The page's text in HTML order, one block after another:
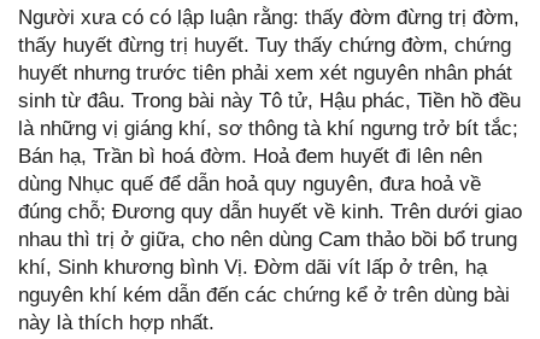
Người xưa có có lập luận rằng: thấy đờm đừng trị đờm,
thấy huyết đừng trị huyết. Tuy thấy chứng đờm, chứng
huyết nhưng trước tiên phải xem xét nguyên nhân phát
sinh từ đâu. Trong bài này Tô tử, Hậu phác, Tiền hồ đều
là những vị giáng khí, sơ thông tà khí ngưng trở bít tắc;
Bán hạ, Trần bì hoá đờm. Hoả đem huyết đi lên nên
dùng Nhục quế để dẫn hoả quy nguyên, đưa hoả về
đúng chỗ; Đương quy dẫn huyết về kinh. Trên dưới giao
nhau thì trị ở giữa, cho nên dùng Cam thảo bồi bổ trung
khí, Sinh khương bình Vị. Đờm dãi vít lấp ở trên, hạ
nguyên khí kém dẫn đến các chứng kể ở trên dùng bài
này là thích hợp nhất.